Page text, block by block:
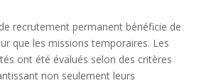
recrutement permanent bénéficie de
que les missions temporaires. Les
ont été évalués selon des critères
non seulement leurs